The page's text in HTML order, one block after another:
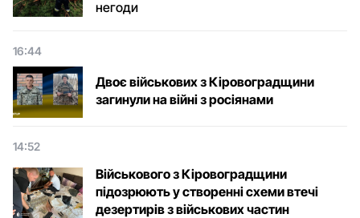
негоди
16:44
Двоє військових з Кіровоградщини
загинули на війні з росіянами
14:52
Військового з Кіровоградщини
підозрюють у створенні схеми втечі
дезертирів з військових частин